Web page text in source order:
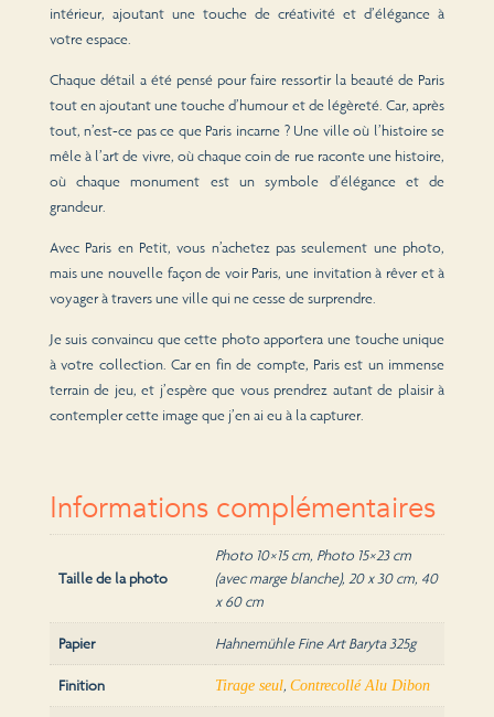
intérieur, ajoutant une touche de créativité et d’élégance à
votre espace.
Chaque détail a été pensé pour faire ressortir la beauté de Paris
tout en ajoutant une touche d’humour et de légèreté. Car, après
tout, n’est-ce pas ce que Paris incarne ? Une ville où l’histoire se
mêle à l’art de vivre, où chaque coin de rue raconte une histoire,
où chaque monument est un symbole d’élégance et de
grandeur.
Avec Paris en Petit, vous n’achetez pas seulement une photo,
mais une nouvelle façon de voir Paris, une invitation à rêver et à
voyager à travers une ville qui ne cesse de surprendre.
Je suis convaincu que cette photo apportera une touche unique
à votre collection. Car en fin de compte, Paris est un immense
terrain de jeu, et j’espère que vous prendrez autant de plaisir à
contempler cette image que j’en ai eu à la capturer.
Informations complémentaires
Taille de la photo
Photo 10×15 cm, Photo 15×23 cm
(avec marge blanche), 20 x 30 cm, 40
x 60 cm
Papier Hahnemühle Fine Art Baryta 325g
Finition Tirage seul, Contrecollé Alu Dibon